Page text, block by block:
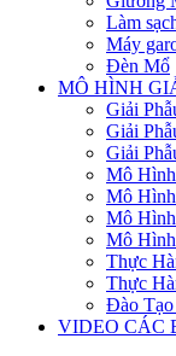
Làm
Máy
Đèn Mổ
MÔ HÌNH
Giải
Giải
Giải
Mô
Mô
Mô
Mô
Thực
Thực
Đào
VIDEO CÁC